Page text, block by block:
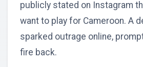
publicly stated on Instagram
want to play for Cameroon. A
sparked outrage online,
fire back.